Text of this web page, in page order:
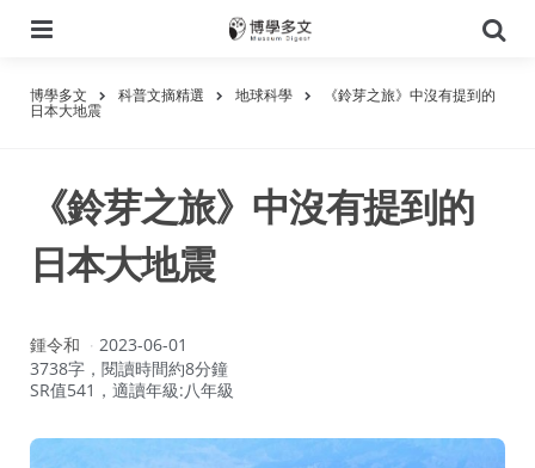
尋
博學多文 科普文摘精選 地球科學 《鈴芽之旅》中沒有提到的
日本大地震
《鈴芽之旅》中沒有提到的
日本大地震
作
者：
鍾令和
2023-06-01
3738字，閱讀時間約8分鐘
SR值541，適讀年級:八年級